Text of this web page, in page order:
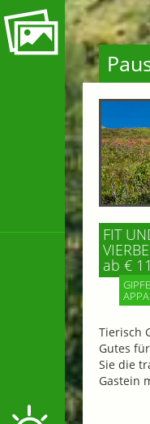
FIT
ab €
Tierisch
Gutes
Sie die
Gastein